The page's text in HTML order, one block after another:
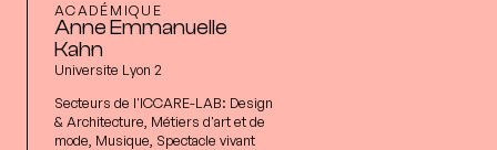
ACADÉMIQUE
Anne Emmanuelle
Kahn
Universite Lyon 2
Secteurs de l'ICCARE-LAB: Design
& Architecture, Métiers d'art et de
mode, Musique, Spectacle vivant